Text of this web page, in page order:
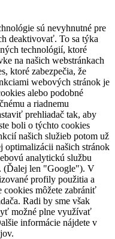
sú nevyhnutné pre
deaktivovať. To sa týka
technológií, ktoré
na našich webstránkach
ktoré zabezpečia, že
webových stránok je
alebo podobné
a riadnemu
prehliadač tak, aby
boli o týchto cookies
našich služieb potom už
optimalizácii našich stránok
analytickú službu
(Ďalej len "Google"). V
profily použitia a
cookies môžete zabrániť
Radi by sme však
možné plne využívať
informácie nájdete v